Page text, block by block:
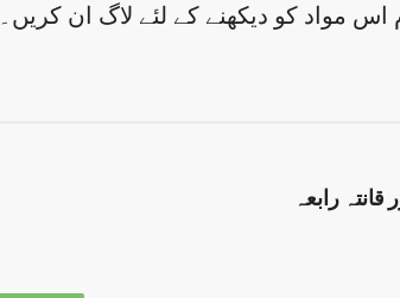
اس مواد کو دیکھنے کے لئے لاگ ان کریں۔
رابعہ